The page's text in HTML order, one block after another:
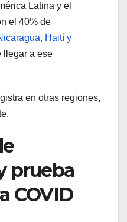
Latina y el
el 40% de
Haití y
llegar a ese
en otras regiones,
prueba
COVID